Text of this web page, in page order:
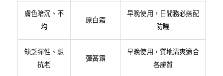
膚色暗沉、不
均
原白霜
早晚使用，日間務必搭配
防曬
缺乏彈性、想
抗老
彈簧霜
早晚使用，質地清爽適合
各膚質